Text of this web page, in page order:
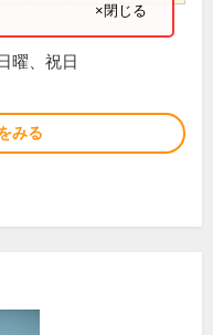
×閉じる
曜、祝日
みる